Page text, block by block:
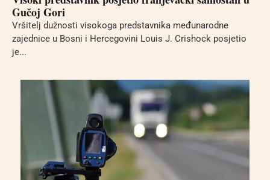
Gučoj Gori
Vršitelj dužnosti visokoga predstavnika međunarodne
zajednice u Bosni i Hercegovini Louis J. Crishock posjetio
je...